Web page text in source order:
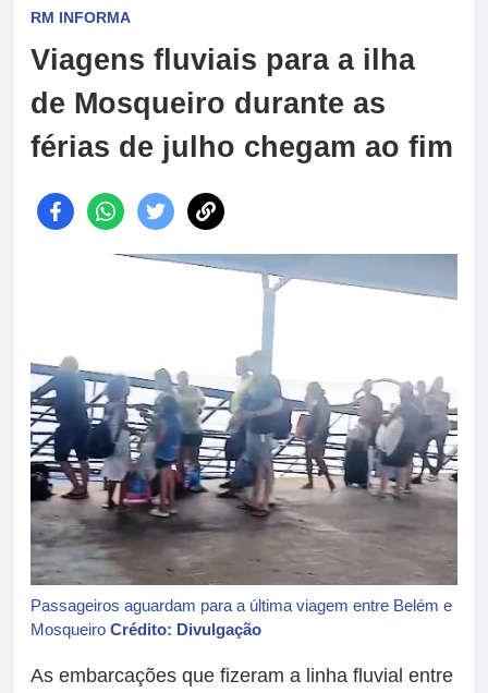
RM INFORMA
Viagens fluviais para a ilha
de Mosqueiro durante as
férias de julho chegam ao fim
Passageiros aguardam para a última viagem entre Belém e
Mosqueiro Crédito: Divulgação
As embarcações que fizeram a linha fluvial entre